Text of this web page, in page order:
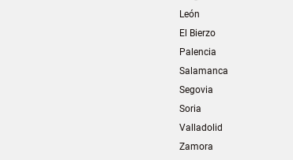
León
El Bierzo
Palencia
Salamanca
Segovia
Soria
Valladolid
Zamora